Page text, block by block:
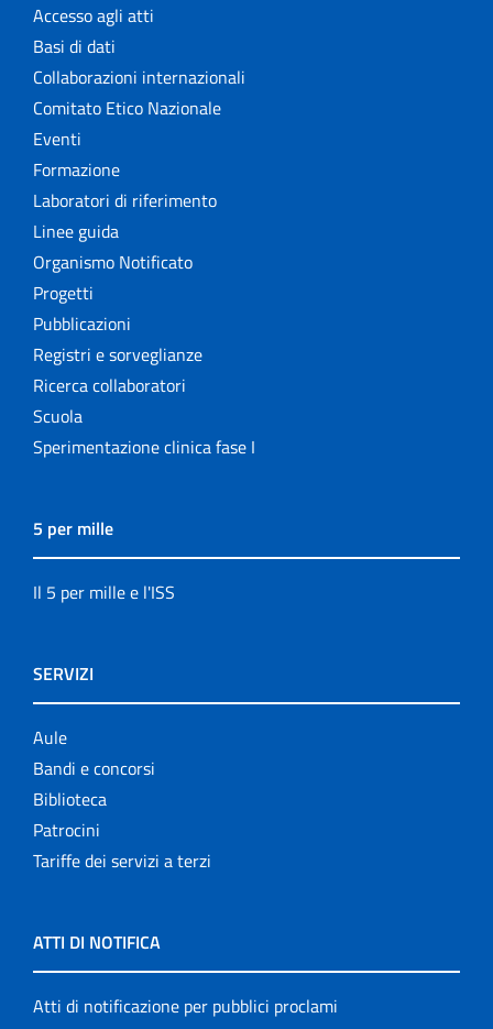
Accesso agli atti
Basi di dati
Collaborazioni internazionali
Comitato Etico Nazionale
Eventi
Formazione
Laboratori di riferimento
Linee guida
Organismo Notificato
Progetti
Pubblicazioni
Registri e sorveglianze
Ricerca collaboratori
Scuola
Sperimentazione clinica fase I
5 per mille
Il 5 per mille e l'ISS
SERVIZI
Aule
Bandi e concorsi
Biblioteca
Patrocini
Tariffe dei servizi a terzi
ATTI DI NOTIFICA
Atti di notificazione per pubblici proclami